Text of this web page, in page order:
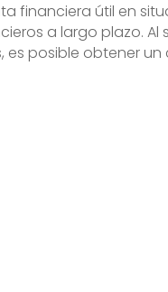
financiera útil en
a largo plazo.
posible obtener